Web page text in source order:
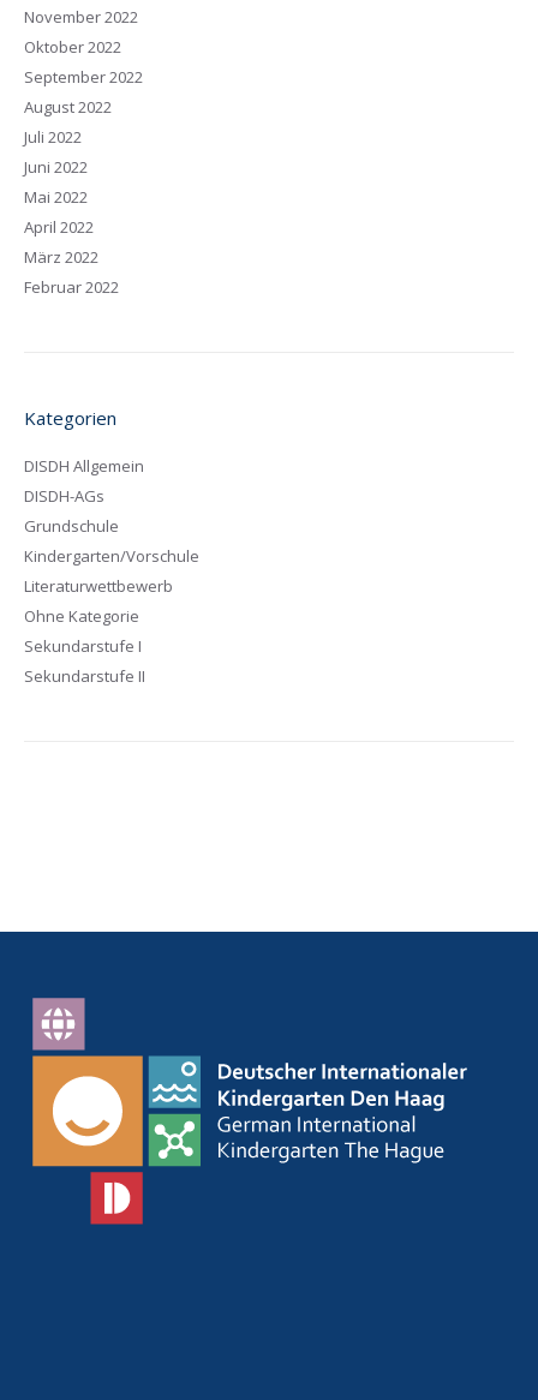
November 2022
Oktober 2022
September 2022
August 2022
Juli 2022
Juni 2022
Mai 2022
April 2022
März 2022
Februar 2022
Kategorien
DISDH Allgemein
DISDH-AGs
Grundschule
Kindergarten/Vorschule
Literaturwettbewerb
Ohne Kategorie
Sekundarstufe I
Sekundarstufe II